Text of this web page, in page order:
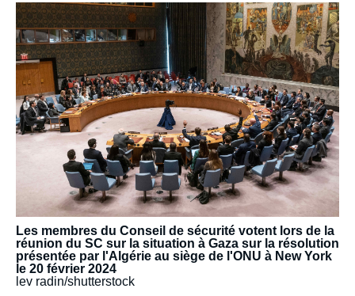
Image
principale
médiatique
Les membres du Conseil de sécurité votent lors de la
réunion du SC sur la situation à Gaza sur la résolution
présentée par l'Algérie au siège de l'ONU à New York
le 20 février 2024
lev radin/shutterstock